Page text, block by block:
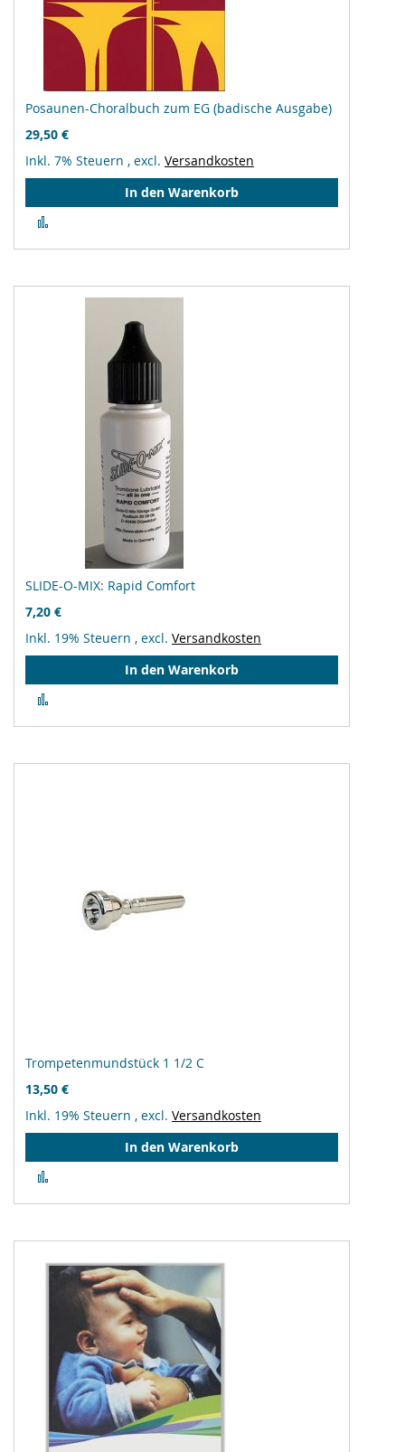
Posaunen-Choralbuch zum EG (badische Ausgabe)
29,50 €
Inkl. 7% Steuern , excl. Versandkosten
In den Warenkorb
hinzufügen
SLIDE-O-MIX: Rapid Comfort
7,20 €
Inkl. 19% Steuern , excl. Versandkosten
In den Warenkorb
hinzufügen
Trompetenmundstück 1 1/2 C
13,50 €
Inkl. 19% Steuern , excl. Versandkosten
In den Warenkorb
hinzufügen